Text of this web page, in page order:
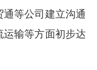
等公司建立沟通
输等方面初步达